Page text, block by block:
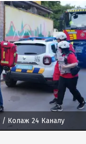
/ Колаж 24 Каналу